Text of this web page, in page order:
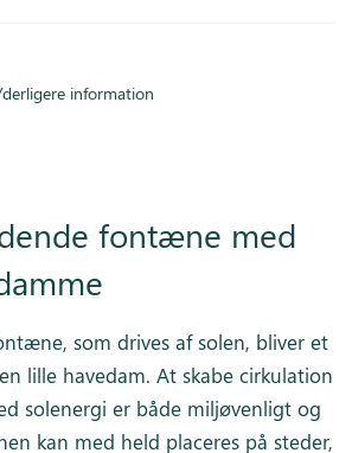
information
fontæne med
som drives af solen, bliver et
lille havedam. At skabe cirkulation
solenergi er både miljøvenligt og
kan med held placeres på steder,